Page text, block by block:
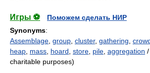
Игры ⚽
Поможем сделать НИР
Synonyms:
Assemblage group cluster, gathering
heap mass hoard store pile aggregation /
charitable purposes)